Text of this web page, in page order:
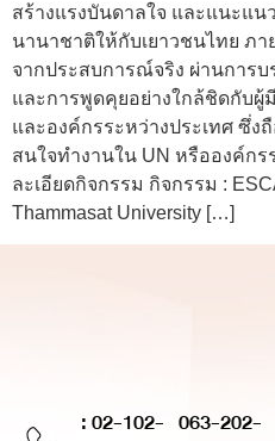
สร้างแรงบันดาลใจ และแนะแ
นานาชาติให้กับเยาวชนไทย ภา
จากประสบการณ์จริง ผ่านการ
และการพูดคุยอย่างใกล้ชิดกับ
และองค์กรระหว่างประเทศ ซึ่
สนใจทำงานใน UN หรือองค์ก
ละเอียดกิจกรรม กิจกรรม :
Thammasat University […]
: 02-102- 063-202-